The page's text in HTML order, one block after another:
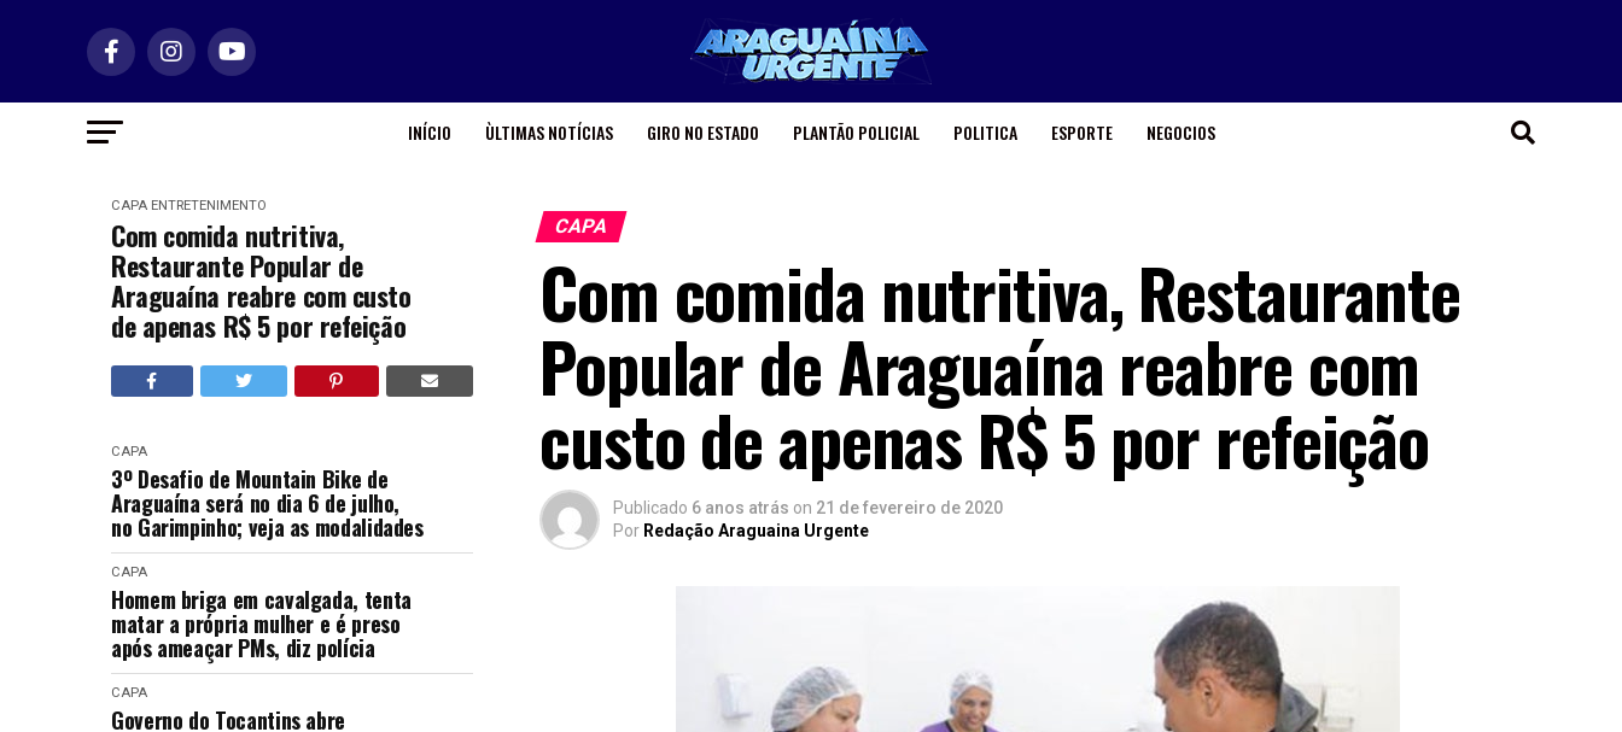
INÍCIO ÙLTIMAS NOTÍCIAS GIRO NO ESTADO PLANTÃO POLICIAL POLITICA ESPORTE NEGOCIOS
CAPA ENTRETENIMENTO
Com comida nutritiva,
Restaurante Popular de
Araguaína reabre com custo
de apenas R$ 5 por refeição
CAPA
3º Desafio de Mountain Bike de
Araguaína será no dia 6 de julho,
no Garimpinho; veja as modalidades
CAPA
Homem briga em cavalgada, tenta
matar a própria mulher e é preso
após ameaçar PMs, diz polícia
CAPA
Governo do Tocantins abre
CAPA
Com comida nutritiva, Restaurante
Popular de Araguaína reabre com
custo de apenas R$ 5 por refeição
Publicado 6 anos atrás on 21 de fevereiro de 2020
Por Redação Araguaina Urgente